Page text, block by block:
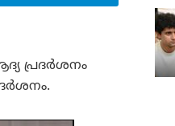
പ്രദർശനം